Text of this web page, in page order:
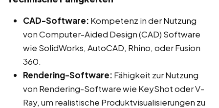
CAD-Software: Kompetenz in der Nutzung
von Computer-Aided Design (CAD) Software
wie SolidWorks, AutoCAD, Rhino, oder Fusion
360.
Rendering-Software: Fähigkeit zur Nutzung
von Rendering-Software wie KeyShot oder V-
Ray, um realistische Produktvisualisierungen zu